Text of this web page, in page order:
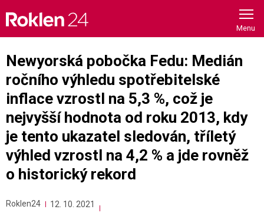
content
Newyorská pobočka Fedu: Medián
ročního výhledu spotřebitelské
inflace vzrostl na 5,3 %, což je
nejvyšší hodnota od roku 2013, kdy
je tento ukazatel sledován, tříletý
výhled vzrostl na 4,2 % a jde rovněž
o historický rekord
Roklen24 12. 10. 2021